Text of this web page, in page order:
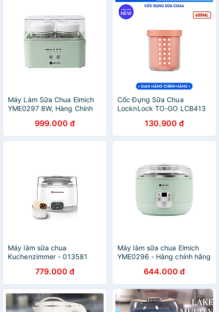
Máy Làm Sữa Chua Elmich
YME0297 8W, Hàng Chính
Hũ Thủy Tinh 200ml -
JoyMall
999.000 đ
Cốc Đựng Sữa Chua
LocknLock TO-GO LCB413
Muỗng, Hàng Chính Hãng -
JoyMall
130.900 đ
Máy làm sữa chua
Kuchenzimmer - 013581
779.000 đ
Máy làm sữa chua Elmich
YME0296 - Hàng chính hãng
644.000 đ